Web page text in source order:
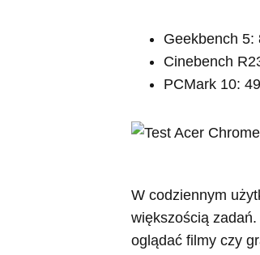
Geekbench 5:
Cinebench
PCMark 10:
W codziennym
większością
oglądać filmy czy